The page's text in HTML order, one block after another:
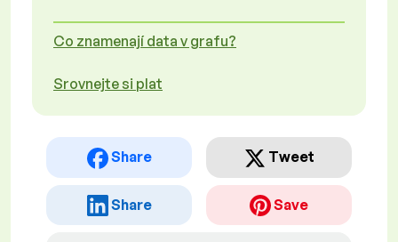
Co znamenají data v grafu?
Srovnejte si plat
Share Tweet
Share Save